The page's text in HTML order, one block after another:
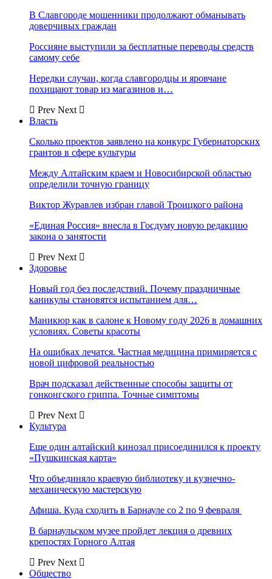
В Славгороде мошенники продолжают обманывать
доверчивых граждан
Россияне выступили за бесплатные переводы средств
самому себе
Нередки случаи, когда славгородцы и яровчане
похищают товар из магазинов и…
Prev Next
Власть
Сколько проектов заявлено на конкурс Губернаторских
грантов в сфере культуры
Между Алтайским краем и Новосибирской областью
определили точную границу
Виктор Журавлев избран главой Троицкого района
«Единая Россия» внесла в Госдуму новую редакцию
закона о занятости
Prev Next
Здоровье
Новый год без последствий. Почему праздничные
каникулы становятся испытанием для…
Маникюр как в салоне к Новому году 2026 в домашних
условиях. Советы красоты
На ошибках лечатся. Частная медицина примиряется с
новой цифровой реальностью
Врач подсказал действенные способы защиты от
гонконгского гриппа. Точные симптомы
Prev Next
Культура
Еще один алтайский кинозал присоединился к проекту
«Пушкинская карта»
Что объединяло краевую библиотеку и кузнечно-
механическую мастерскую
Афиша. Куда сходить в Барнауле со 2 по 9 февраля
В барнаульском музее пройдет лекция о древних
крепостях Горного Алтая
Prev Next
Общество